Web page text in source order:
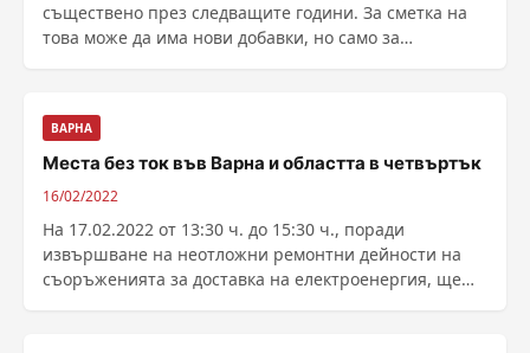
съществено през следващите години. За сметка на
това може да има нови добавки, но само за
ВАРНА
Места без ток във Варна и областта в четвъртък
16/02/2022
На 17.02.2022 от 13:30 ч. до 15:30 ч., поради
извършване на неотложни ремонтни дейности на
съоръженията за доставка на електроенергия, ще